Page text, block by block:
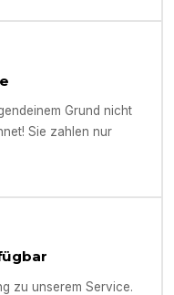
Grund nicht
Sie zahlen nur
zu unserem Service.